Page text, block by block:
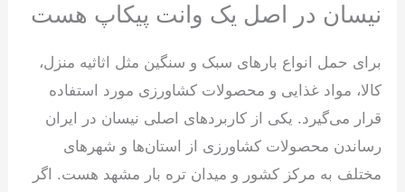
نیسان در اصل یک وانت پیکاپ هست
برای حمل انواع بارهای سبک و سنگین مثل اثاثیه منزل،
کالا، مواد غذایی و محصولات کشاورزی مورد استفاده
قرار می‌گیرد. یکی از کاربردهای اصلی نیسان در ایران
رساندن محصولات کشاورزی از استان‌ها و شهرهای
مختلف به مرکز کشور و میدان تره بار مشهد هست. اگر